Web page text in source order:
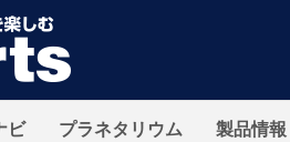
ビ プラネタリウム 製品情報